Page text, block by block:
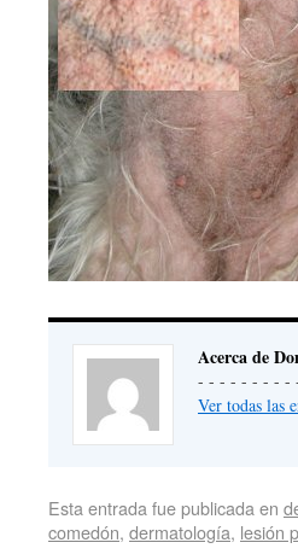
Acerca de
- - - - - - - - - -
Ver todas las
Esta entrada fue publicada en
comedón, dermatología, lesión